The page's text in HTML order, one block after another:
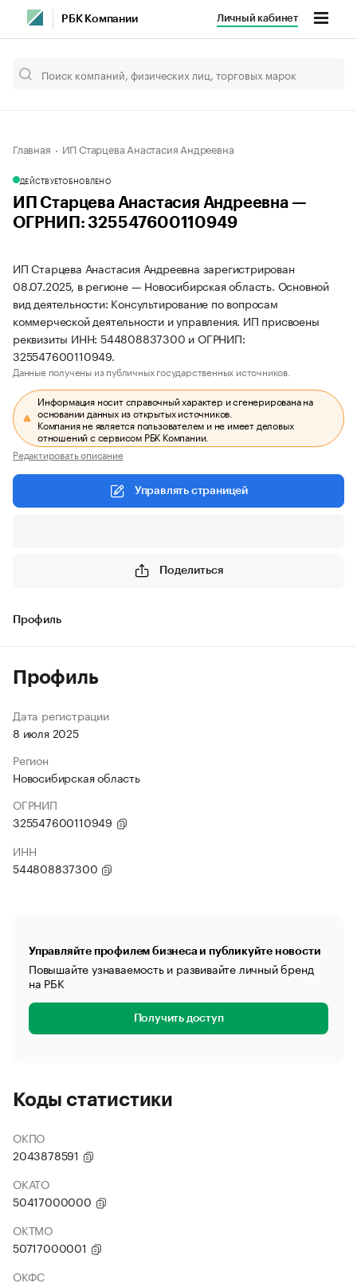
РБК Компании Личный кабинет
Главная ИП Старцева Анастасия Андреевна
ДЕЙСТВУЕТОБНОВЛЕНО
ИП Старцева Анастасия Андреевна —
ОГРНИП: 325547600110949
ИП Старцева Анастасия Андреевна зарегистрирован
08.07.2025, в регионе — Новосибирская область. Основной
вид деятельности: Консультирование по вопросам
коммерческой деятельности и управления. ИП присвоены
реквизиты ИНН: 544808837300 и ОГРНИП:
325547600110949.
Данные получены из публичных государственных источников.
Информация носит справочный характер и сгенерирована на
основании данных из открытых источников.
Компания не является пользователем и не имеет деловых
отношений с сервисом РБК Компании.
Редактировать описание
Управлять страницей
Поделиться
Профиль
Профиль
Дата регистрации
8 июля 2025
Регион
Новосибирская область
ОГРНИП
325547600110949
ИНН
544808837300
Управляйте профилем бизнеса и публикуйте новости
Повышайте узнаваемость и развивайте личный бренд
на РБК
Получить доступ
Коды статистики
ОКПО
2043878591
ОКАТО
50417000000
ОКТМО
50717000001
ОКФС